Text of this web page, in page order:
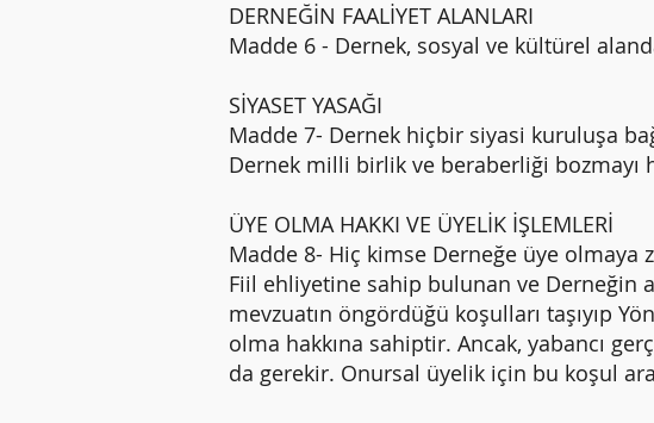
DERNEĞİN FAALİYET ALANLARI
Madde 6 - Dernek, sosyal ve kültürel
SİYASET YASAĞI
Madde 7- Dernek hiçbir siyasi kuruluşa
Dernek milli birlik ve beraberliği bozmayı
ÜYE OLMA HAKKI VE ÜYELİK İŞLEMLERİ
Madde 8- Hiç kimse Derneğe üye olmaya
Fiil ehliyetine sahip bulunan ve Derneğin
mevzuatın öngördüğü koşulları taşıyıp
olma hakkına sahiptir. Ancak, yabancı
da gerekir. Onursal üyelik için bu koşul